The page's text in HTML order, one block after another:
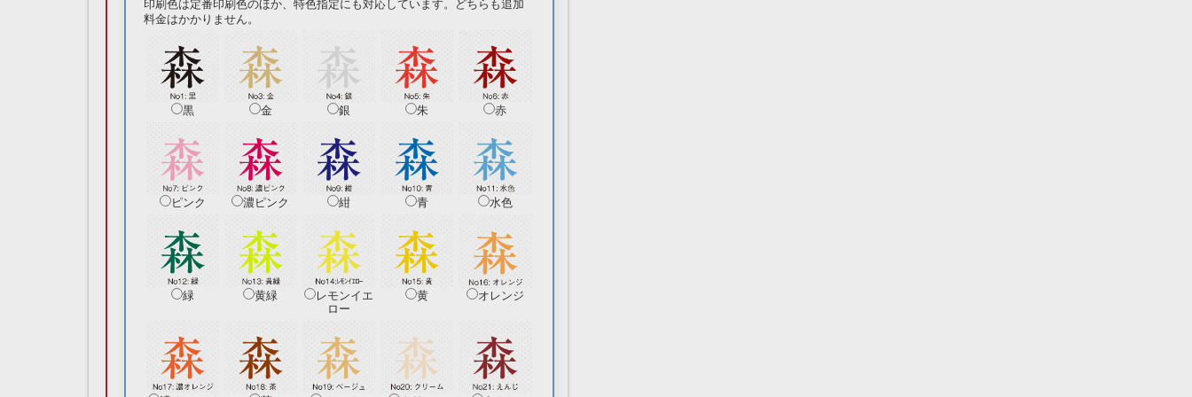
印刷色は定番印刷色のほか、特色指定にも対応しています。どちらも追加
料金はかかりません。
黒 金 銀 朱 赤
ピンク 濃ピンク 紺 青 水色
緑 黄緑
レモンイエ
ロー
黄 オレンジ